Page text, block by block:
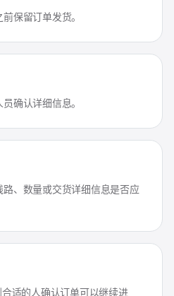
保留订单发货。
确认详细信息。
、数量或交货详细信息是否应
适的人确认订单可以继续进